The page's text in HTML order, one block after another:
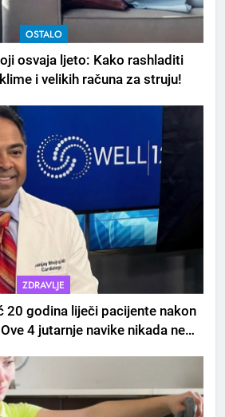
OSTALO
osvaja ljeto: Kako rashladiti
i velikih računa za struju!
ZDRAVLJE
20 godina liječi pacijente nakon
4 jutarnje navike nikada ne
Čaj od lovora i cimeta – prirodni
napitak za svakodnevnu rutinu
OSTALO
na prazan stomak i crijeva će
raditi kao sat, zaboravit ćete na
loše varenje
OSTALO